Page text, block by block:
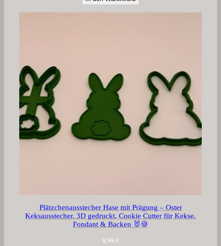
Plätzchenausstecher Hase mit Prägung – Oster
Keksausstecher, 3D gedruckt, Cookie Cutter für Kekse,
Fondant & Backen 🐰🍪
8,99 €